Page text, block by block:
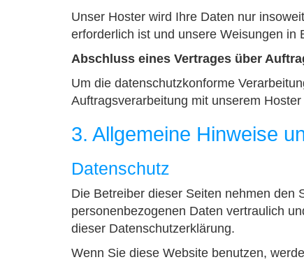
Unser Hoster wird Ihre Daten nur
erforderlich ist und unsere Weisungen in
Abschluss eines Vertrages über
Um die datenschutzkonforme
Auftragsverarbeitung mit unserem
3. Allgemeine Hinweise
Datenschutz
Die Betreiber dieser Seiten nehmen den
personenbezogenen Daten vertraulich
dieser Datenschutzerklärung.
Wenn Sie diese Website benutzen,